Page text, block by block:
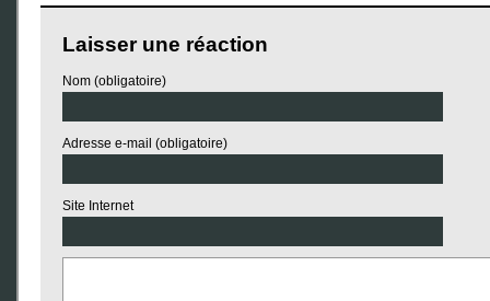
Laisser une réaction
Nom (obligatoire)
Adresse e-mail (obligatoire)
Site Internet